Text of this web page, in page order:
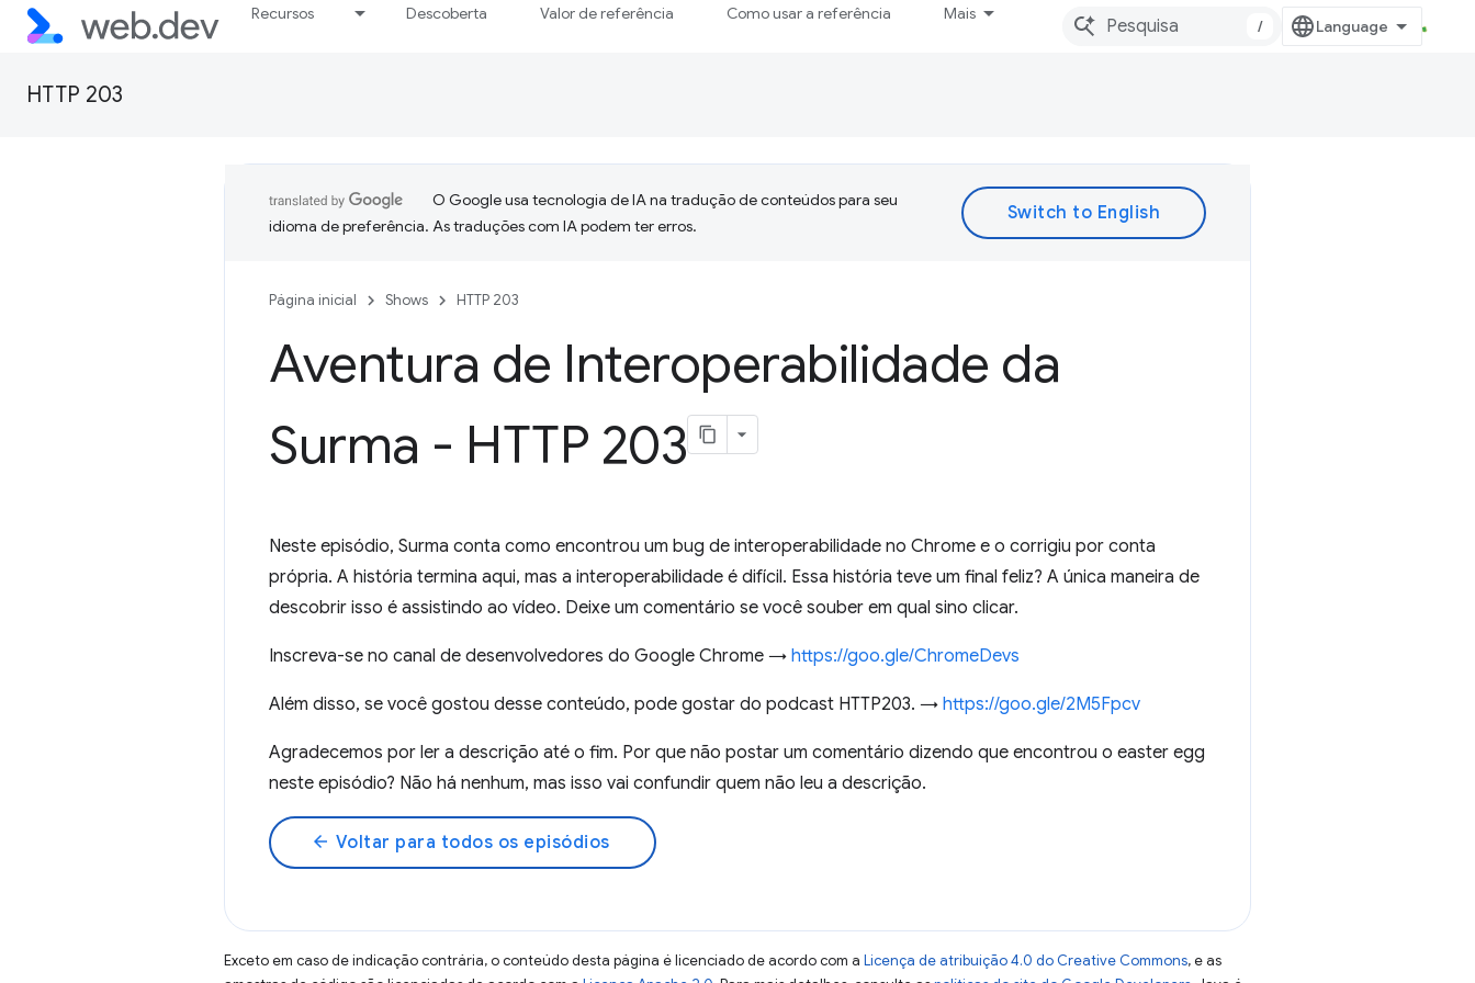
Recursos Descoberta Valor de referência Como usar a referência Mais
/
HTTP 203
O Google usa tecnologia de IA na tradução de conteúdos para seu
idioma de preferência. As traduções com IA podem ter erros.
Página inicial Shows HTTP 203
Aventura de Interoperabilidade da
Surma - HTTP 203
Neste episódio, Surma conta como encontrou um bug de interoperabilidade no Chrome e o corrigiu por conta
própria. A história termina aqui, mas a interoperabilidade é difícil. Essa história teve um final feliz? A única maneira de
descobrir isso é assistindo ao vídeo. Deixe um comentário se você souber em qual sino clicar.
Inscreva-se no canal de desenvolvedores do Google Chrome → https://goo.gle/ChromeDevs
Além disso, se você gostou desse conteúdo, pode gostar do podcast HTTP203. → https://goo.gle/2M5Fpcv
Agradecemos por ler a descrição até o fim. Por que não postar um comentário dizendo que encontrou o easter egg
neste episódio? Não há nenhum, mas isso vai confundir quem não leu a descrição.
arrow_back Voltar para todos os episódios
Exceto em caso de indicação contrária, o conteúdo desta página é licenciado de acordo com a Licença de atribuição 4.0 do Creative Commons, e as